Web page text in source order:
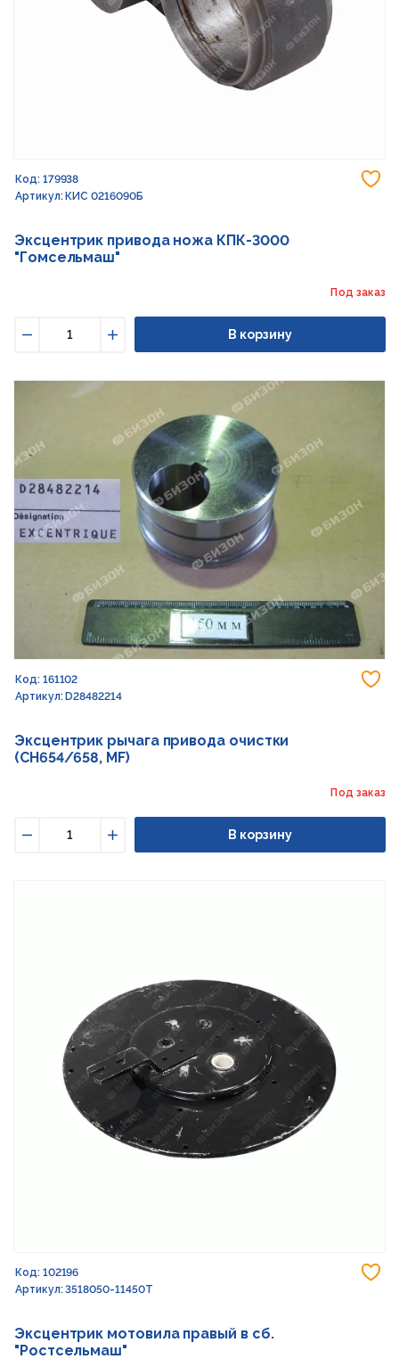
Код: 179938
Артикул: КИС 0216090Б
Эксцентрик привода ножа КПК-3000
"Гомсельмаш"
Под заказ
Увеличить
В корзину
Код: 161102
Артикул: D28482214
Эксцентрик рычага привода очистки
(CH654/658, MF)
Под заказ
Увеличить
В корзину
Код: 102196
Артикул: 3518050-11450Т
Эксцентрик мотовила правый в сб.
"Ростсельмаш"